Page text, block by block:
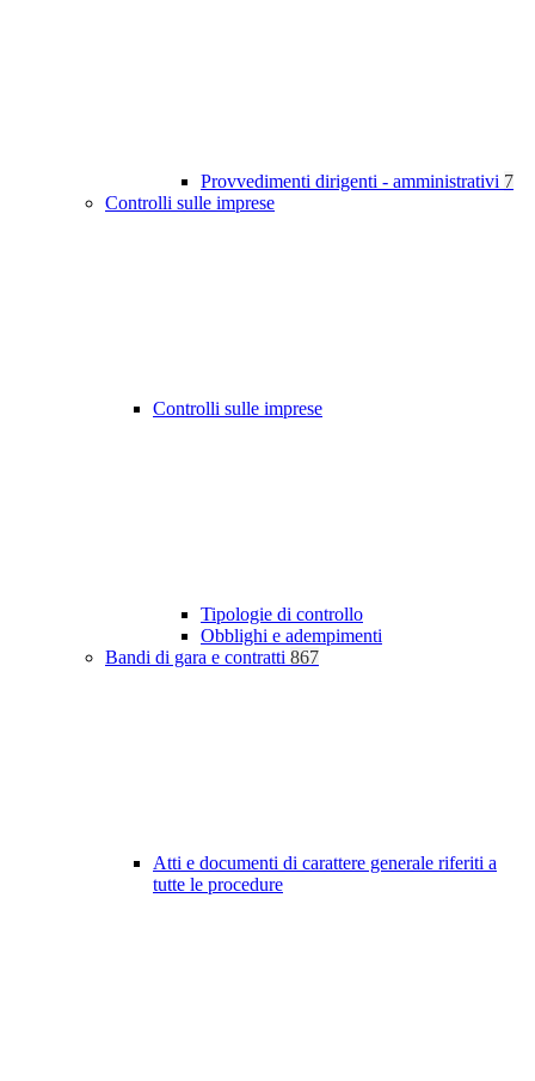
Provvedimenti dirigenti - amministrativi 7
Controlli sulle imprese
Controlli sulle imprese
Tipologie di controllo
Obblighi e adempimenti
Bandi di gara e contratti 867
Atti e documenti di carattere generale riferiti a
tutte le procedure